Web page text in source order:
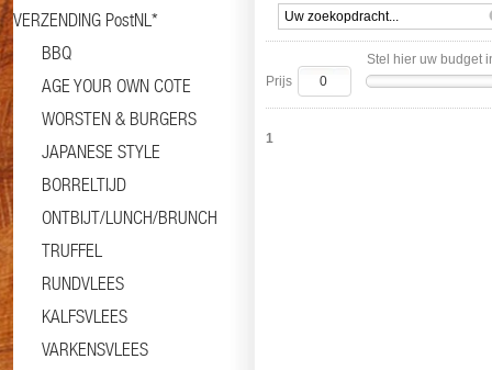
VERZENDING PostNL*
BBQ
AGE YOUR OWN COTE
WORSTEN & BURGERS
JAPANESE STYLE
BORRELTIJD
ONTBIJT/LUNCH/BRUNCH
TRUFFEL
RUNDVLEES
KALFSVLEES
VARKENSVLEES
Stel hier uw budget
Prijs
1